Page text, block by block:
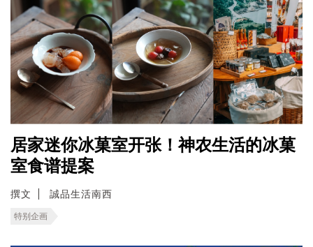
居家迷你冰菓室开张！神农生活的冰菓
室食谱提案
撰文 誠品生活南西
特别企画